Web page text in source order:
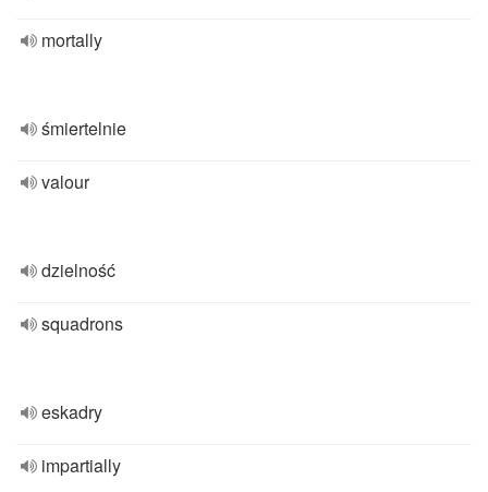
mortally
śmiertelnie
valour
dzielność
squadrons
eskadry
impartially